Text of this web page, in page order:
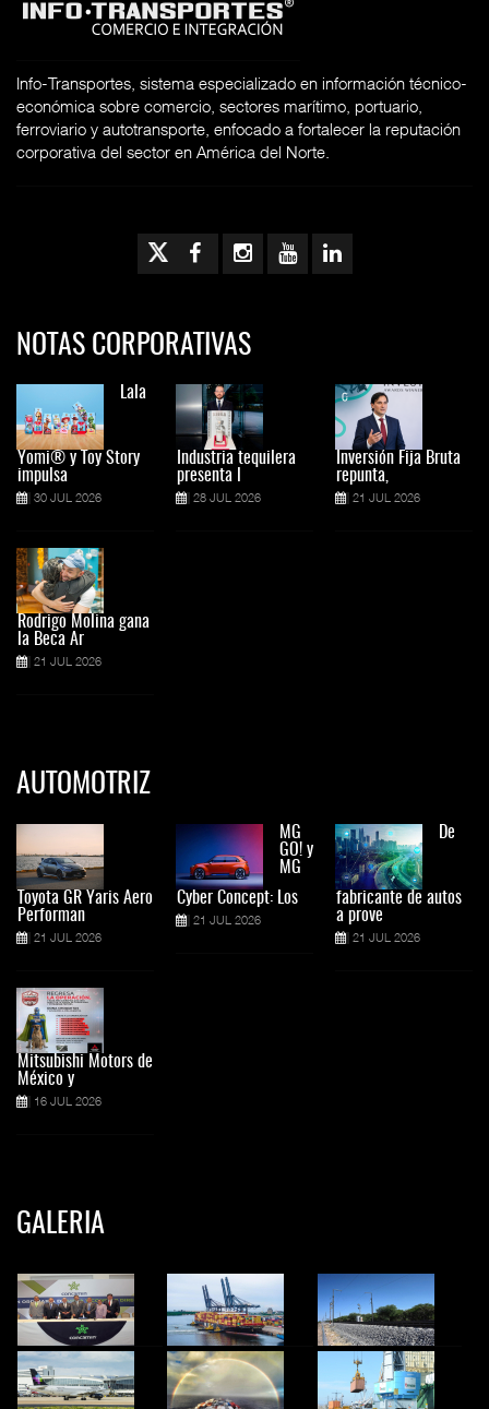
Info-Transportes, sistema especializado en información técnico-
económica sobre comercio, sectores marítimo, portuario,
ferroviario y autotransporte, enfocado a fortalecer la reputación
corporativa del sector en América del Norte.
NOTAS CORPORATIVAS
Lala
Yomi® y Toy Story
impulsa
30 JUL 2026
Rodrigo Molina gana
la Beca Ar
21 JUL 2026
Industria tequilera
presenta l
28 JUL 2026
Inversión Fija Bruta
repunta,
21 JUL 2026
AUTOMOTRIZ
Toyota GR Yaris Aero
Performan
21 JUL 2026
Mitsubishi Motors de
México y
16 JUL 2026
MG
GO! y
MG
Cyber Concept: Los
21 JUL 2026
De
fabricante de autos
a prove
21 JUL 2026
GALERIA